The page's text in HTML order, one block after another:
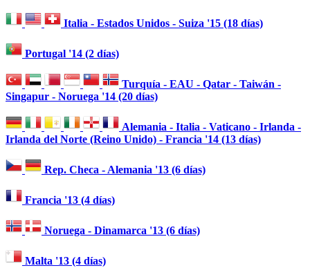
Italia - Estados Unidos - Suiza '15 (18 días)
Portugal '14 (2 días)
Turquía - EAU - Qatar - Taiwán -
Singapur - Noruega '14 (20 días)
Alemania - Italia - Vaticano - Irlanda -
Irlanda del Norte (Reino Unido) - Francia '14 (13 días)
Rep. Checa - Alemania '13 (6 días)
Francia '13 (4 días)
Noruega - Dinamarca '13 (6 días)
Malta '13 (4 días)